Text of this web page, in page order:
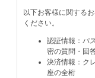
以下お客様に関する
ください。
認証情報：パ
密の質問・回
決済情報：ク
座の全桁